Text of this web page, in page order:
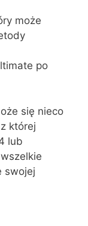
może
po
się nieco
której
lub
swojej